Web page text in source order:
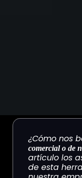
¿Cómo nos
comercial o de
artículo los
de esta